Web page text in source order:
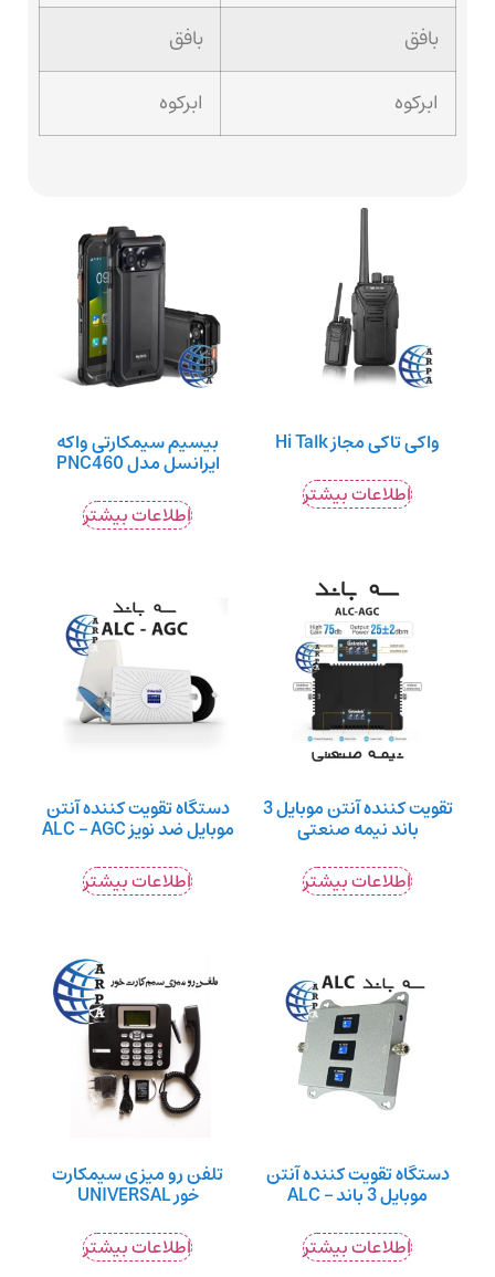
بافق
بافق
ابرکوه
ابرکوه
واکی تاکی مجاز Hi Talk
اطلاعات بیشتر
بیسیم سیمکارتی واکه
ایرانسل مدل PNC460
اطلاعات بیشتر
تقویت کننده آنتن موبایل 3
باند نیمه صنعتی
اطلاعات بیشتر
دستگاه تقویت کننده آنتن
موبایل ضد نویز ALC – AGC
اطلاعات بیشتر
دستگاه تقویت کننده آنتن
موبایل 3 باند – ALC
اطلاعات بیشتر
تلفن رو میزی سیمکارت
خور UNIVERSAL
اطلاعات بیشتر